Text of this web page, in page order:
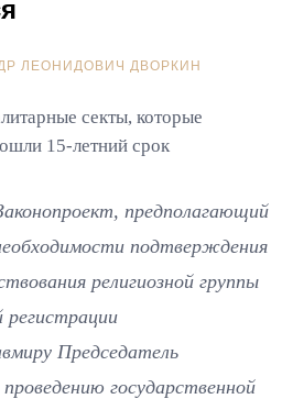
ЛЕОНИДОВИЧ ДВОРКИН
секты, которые
15-летний срок
предполагающий
подтверждения
религиозной группы
регистрации
Председатель
государственной